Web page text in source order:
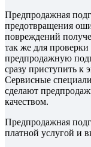
Предпродажная
предотвращения
повреждений
так же для
предпродажную
сразу приступить к
Сервисные
сделают
качеством.
Предпродажная
платной услугой и